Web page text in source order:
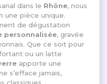
dans le Rhône, nous
une pièce unique.
de dégustation
personnalisée, gravée
Que ce soit pour
ou un latte
apporte une
s’efface jamais,